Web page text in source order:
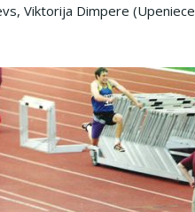
Viktorija Dimpere